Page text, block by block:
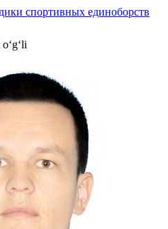
спортивных единоборств